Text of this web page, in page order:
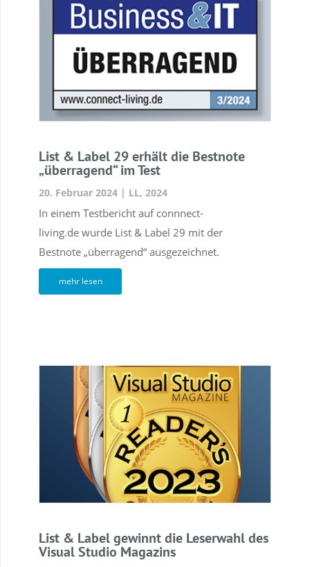
List & Label 29 erhält die Bestnote
„überragend“ im Test
20. Februar 2024 | LL, 2024
In einem Testbericht auf connnect-
living.de wurde List & Label 29 mit der
Bestnote „überragend“ ausgezeichnet.
mehr lesen
List & Label gewinnt die Leserwahl des
Visual Studio Magazins